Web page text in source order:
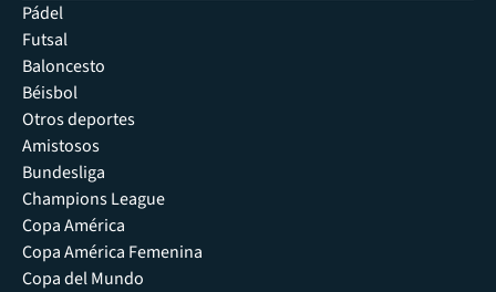
Pádel
Futsal
Baloncesto
Béisbol
Otros deportes
Amistosos
Bundesliga
Champions League
Copa América
Copa América Femenina
Copa del Mundo